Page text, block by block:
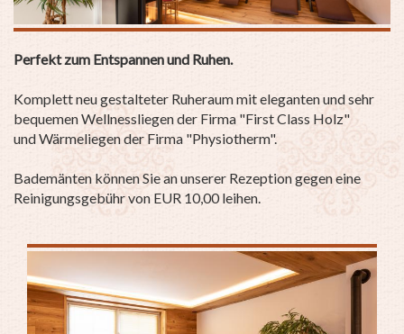
Perfekt zum Entspannen und Ruhen.
Komplett neu gestalteter Ruheraum mit eleganten und sehr
bequemen Wellnessliegen der Firma "First Class Holz"
und Wärmeliegen der Firma "Physiotherm".
Bademänten können Sie an unserer Rezeption gegen eine
Reinigungsgebühr von EUR 10,00 leihen.